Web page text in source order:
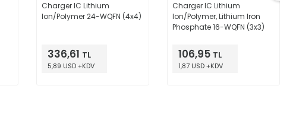
Charger IC Lithium
Ion/Polymer 24-WQFN (4x4)
336,61 TL
5,89 USD +KDV
Charger IC Lithium
Ion/Polymer, Lithium Iron
Phosphate 16-WQFN (3x3)
106,95 TL
1,87 USD +KDV